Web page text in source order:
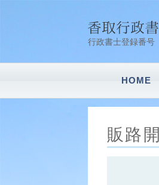
行政書士登録番
HOME
販路